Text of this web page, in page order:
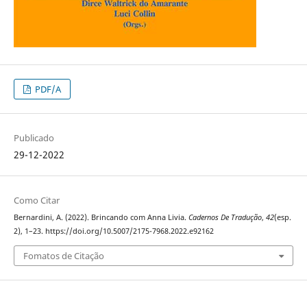
PDF/A
Publicado
29-12-2022
Como Citar
Bernardini, A. (2022). Brincando com Anna Livia. Cadernos De Tradução, 42(esp.
2), 1–23. https://doi.org/10.5007/2175-7968.2022.e92162
Fomatos de Citação